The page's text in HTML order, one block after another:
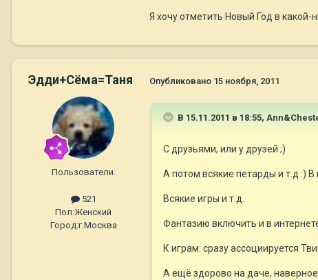
Я хочу отметить Новый Год в
Эдди+Сёма=Таня
Пользователи.
521
Пол:Женский
Город:г.Москва
Опубликовано 15 ноября, 2011
В 15.11.2011 в 18:55,
С друзьями, или у друзей ;)
А потом всякие петарды и т.д :)
Всякие игры и т.д.
Фантазию включить и в
К играм: сразу ассоциируется
А ещё здорово на даче,